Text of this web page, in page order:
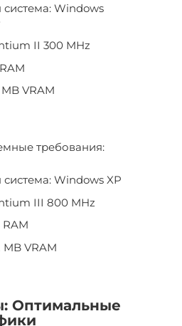
Windows
II 300 MHz
VRAM
требования:
Windows XP
III 800 MHz
RAM
VRAM
Оптимальные